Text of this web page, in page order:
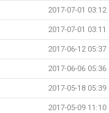
2017-07-01 03:12
2017-07-01 03:11
2017-06-12 05:37
2017-06-06 05:36
2017-05-18 05:39
2017-05-09 11:10